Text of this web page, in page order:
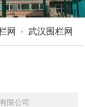
网 武汉围栏网
限公司